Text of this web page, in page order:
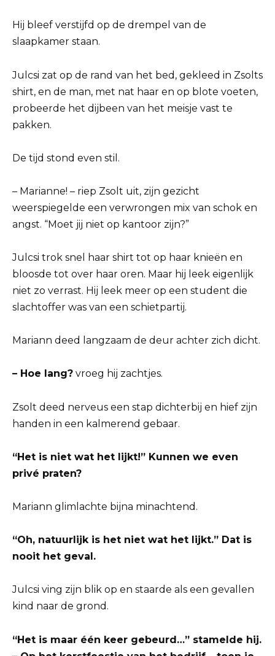
Hij bleef verstijfd op de drempel van de
slaapkamer staan.
Julcsi zat op de rand van het bed, gekleed in Zsolts
shirt, en de man, met nat haar en op blote voeten,
probeerde het dijbeen van het meisje vast te
pakken.
De tijd stond even stil.
– Marianne! – riep Zsolt uit, zijn gezicht
weerspiegelde een verwrongen mix van schok en
angst. “Moet jij niet op kantoor zijn?”
Julcsi trok snel haar shirt tot op haar knieën en
bloosde tot over haar oren. Maar hij leek eigenlijk
niet zo verrast. Hij leek meer op een student die
slachtoffer was van een schietpartij.
Mariann deed langzaam de deur achter zich dicht.
– Hoe lang? vroeg hij zachtjes.
Zsolt deed nerveus een stap dichterbij en hief zijn
handen in een kalmerend gebaar.
“Het is niet wat het lijkt!” Kunnen we even
privé praten?
Mariann glimlachte bijna minachtend.
“Oh, natuurlijk is het niet wat het lijkt.” Dat is
nooit het geval.
Julcsi ving zijn blik op en staarde als een gevallen
kind naar de grond.
“Het is maar één keer gebeurd…” stamelde hij.